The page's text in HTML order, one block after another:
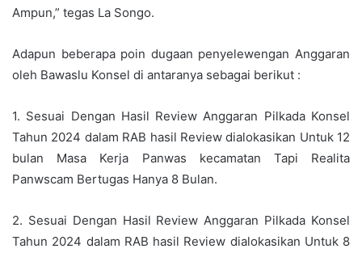
Ampun,” tegas La Songo.
Adapun beberapa poin dugaan penyelewengan Anggaran
oleh Bawaslu Konsel di antaranya sebagai berikut :
1. Sesuai Dengan Hasil Review Anggaran Pilkada Konsel
Tahun 2024 dalam RAB hasil Review dialokasikan Untuk 12
bulan Masa Kerja Panwas kecamatan Tapi Realita
Panwscam Bertugas Hanya 8 Bulan.
2. Sesuai Dengan Hasil Review Anggaran Pilkada Konsel
Tahun 2024 dalam RAB hasil Review dialokasikan Untuk 8